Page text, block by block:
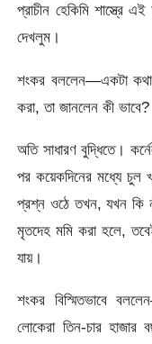
প্রাচীন হেকিমি শাস্ত্রে
দেখলুম।
শংকর বললেন—একটা কথা
করা, তা জানলেন কী ভাবে?
অতি সাধারণ বুদ্ধিতে।
পর কয়েকদিনের মধ্যে চুল
প্রশ্ন ওঠে তখন, যখন কি
মৃতদেহ মমি করা হলে,
যায়।
শংকর বিস্মিতভাবে
লোকেরা তিন-চার হাজার